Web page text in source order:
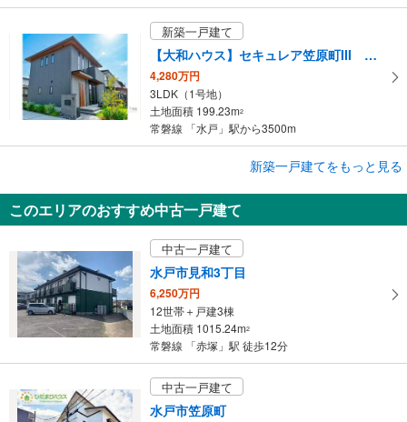
新築一戸建て
【大和ハウス】セキュレア笠原町III （分譲住宅）
4,280万円
3LDK（1号地）
土地面積 199.23m2
常磐線 「水戸」駅から3500m
水戸市赤塚1丁目
4LDK WIC、土間収納、パントリー
土地面積 197.91m2
常磐線 「赤塚」駅 徒歩10分
新築一戸建てをもっと見る
このエリアのおすすめ中古一戸建て
中古一戸建て
水戸市見和3丁目
6,250万円
12世帯＋戸建3棟
土地面積 1015.24m2
常磐線 「赤塚」駅 徒歩12分
中古一戸建て
水戸市笠原町